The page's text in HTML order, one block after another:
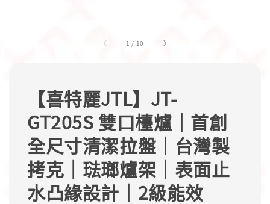
1 / 10
【喜特麗JTL】JT-
GT205S 雙口檯爐｜首創
全尺寸清潔拉盤｜台灣製
拷克｜琺瑯爐架｜表面止
水凸緣設計｜2級能效